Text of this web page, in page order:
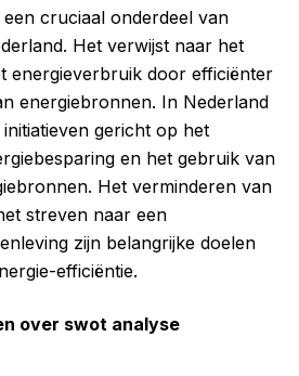
cruciaal onderdeel van
Het verwijst naar het
energieverbruik door efficiënter
energiebronnen. In Nederland
gericht op het
en het gebruik van
Het verminderen van
streven naar een
zijn belangrijke doelen
efficiëntie.
over swot analyse